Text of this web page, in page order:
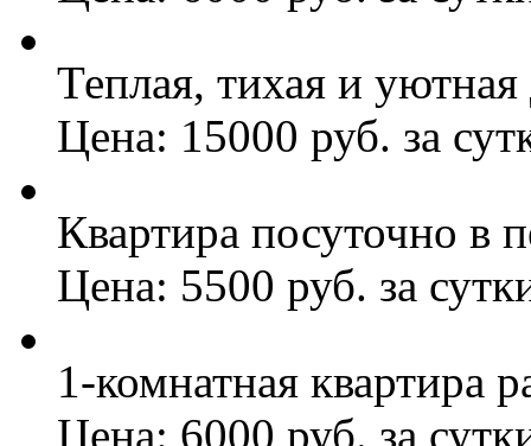
Теплая, тихая и
Цена: 15000 руб. за
Квартира посуточно в
Цена: 5500 руб. за
1-комнатная квартира
Цена: 6000 руб. за